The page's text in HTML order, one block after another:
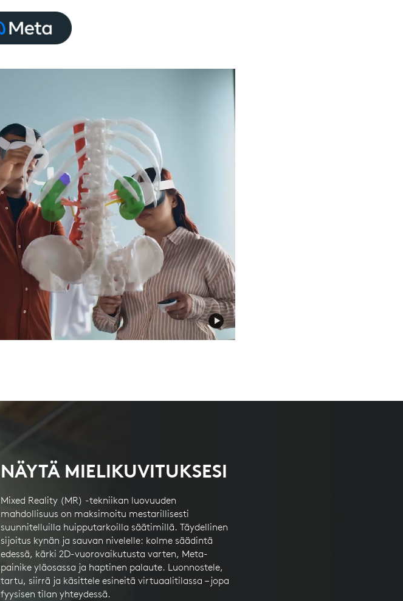
NÄYTÄ MIELIKUVITUKSESI
Mixed Reality (MR) -tekniikan luovuuden
mahdollisuus on maksimoitu mestarillisesti
suunnitelluilla huipputarkoilla säätimillä. Täydellinen
sijoitus kynän ja sauvan nivelelle: kolme säädintä
edessä, kärki 2D-vuorovaikutusta varten, Meta-
painike yläosassa ja haptinen palaute. Luonnostele,
tartu, siirrä ja käsittele esineitä virtuaalitilassa – jopa
fyysisen tilan yhteydessä.